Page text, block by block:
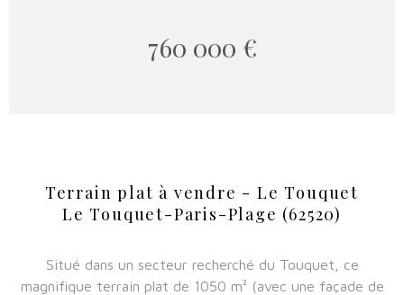
760 000 €
Terrain plat à vendre - Le Touquet
Le Touquet-Paris-Plage (62520)
Situé dans un secteur recherché du Touquet, ce
magnifique terrain plat de 1050 m² (avec une façade de